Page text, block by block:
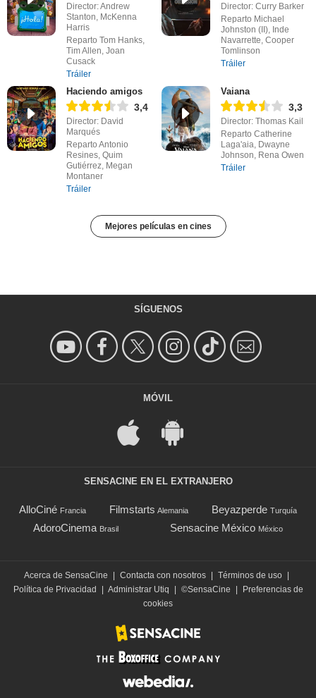
Director: Andrew
Stanton, McKenna
Harris
Reparto Tom Hanks,
Tim Allen, Joan
Cusack
Tráiler
Director: Curry Barker
Reparto Michael
Johnston (II), Inde
Navarrette, Cooper
Tomlinson
Tráiler
Haciendo amigos
3,4
Director: David
Marqués
Reparto Antonio
Resines, Quim
Gutiérrez, Megan
Montaner
Tráiler
Vaiana
3,3
Director: Thomas Kail
Reparto Catherine
Laga'aia, Dwayne
Johnson, Rena Owen
Tráiler
Mejores películas en cines
SÍGUENOS
MÓVIL
SENSACINE EN EL EXTRANJERO
AlloCiné Francia Filmstarts Alemania Beyazperde Turquía
AdoroCinema Brasil Sensacine México México
Acerca de SensaCine | Contacta con nosotros | Términos de uso |
Política de Privacidad
| Administrar Utiq | ©SensaCine |
Preferencias de
cookies